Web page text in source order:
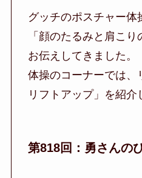
グッチのポスチャー体
「顔のたるみと肩こ
お伝えしてきました。
体操のコーナーでは、
リフトアップ」を紹介
第818回：勇さんの